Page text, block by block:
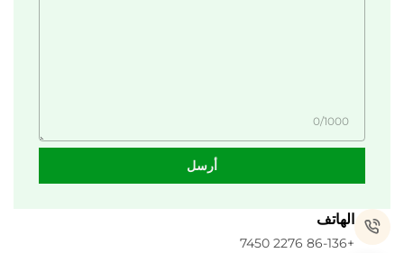
0/1000
أرسل
الهاتف
+86-136 2276 7450